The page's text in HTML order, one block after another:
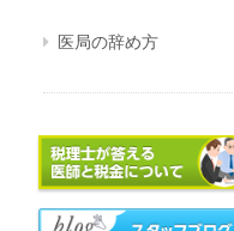
医局の辞め方